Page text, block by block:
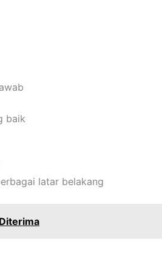
baik
latar belakang